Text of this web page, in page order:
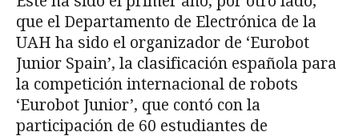
que el Departamento de Electrónica de la
UAH ha sido el organizador de ‘Eurobot
Junior Spain’, la clasificación española para
la competición internacional de robots
‘Eurobot Junior’, que contó con la
participación de 60 estudiantes de